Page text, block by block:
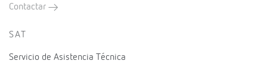
Contactar
SAT
Servicio de Asistencia Técnica